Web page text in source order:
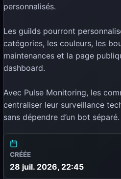
personnalisés.
Les guilds pourront
catégories, les couleurs, les
maintenances et la page
dashboard.
Avec Pulse Monitoring, les
centraliser leur surveillance
sans dépendre d’un bot séparé.
CRÉÉE
28 juil. 2026, 22:45